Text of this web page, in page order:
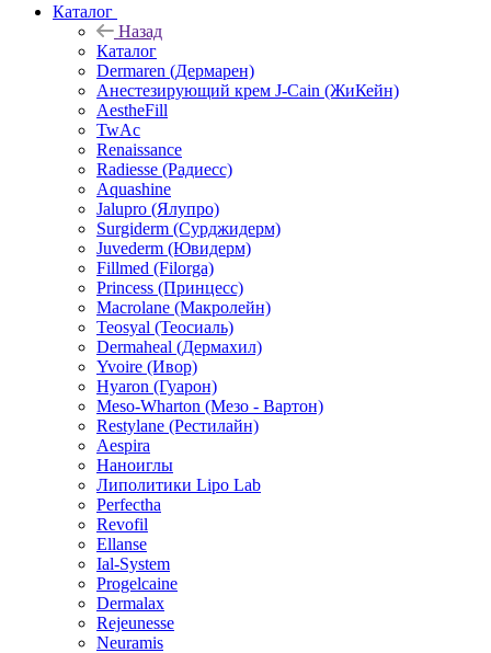
Каталог
Назад
Каталог
Dermaren (Дермарен)
Анестезирующий крем J-Cain (ЖиКейн)
AestheFill
TwAc
Renaissance
Radiesse (Радиесс)
Aquashine
Jalupro (Ялупро)
Surgiderm (Сурджидерм)
Juvederm (Ювидерм)
Fillmed (Filorga)
Princess (Принцесс)
Macrolane (Макролейн)
Teosyal (Теосиаль)
Dermaheal (Дермахил)
Yvoire (Ивор)
Hyaron (Гуарон)
Meso-Wharton (Мезо - Вартон)
Restylane (Рестилайн)
Aespira
Наноиглы
Липолитики Lipo Lab
Perfectha
Revofil
Ellanse
Ial-System
Progelcaine
Dermalax
Rejeunesse
Neuramis